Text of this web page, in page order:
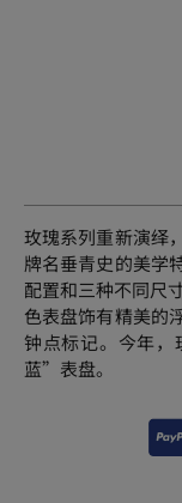
玫瑰系列重新演绎
牌名垂青史的美学
配置和三种不同尺
色表盘饰有精美的
钟点标记。今年
蓝”表盘。